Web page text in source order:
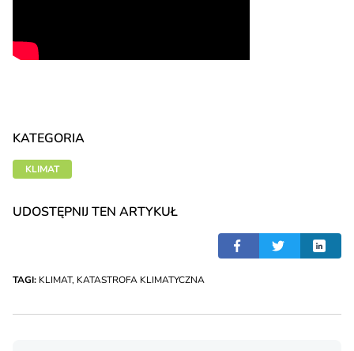
KATEGORIA
KLIMAT
UDOSTĘPNIJ TEN ARTYKUŁ
TAGI: KLIMAT, KATASTROFA KLIMATYCZNA